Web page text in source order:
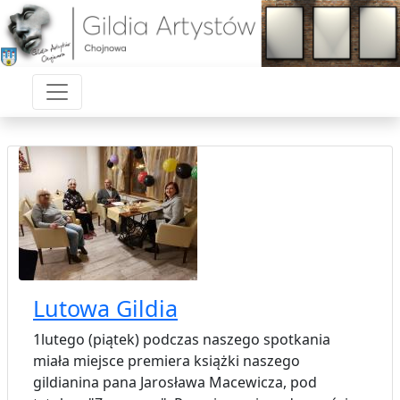
Lutowa Gildia
1lutego (piątek) podczas naszego spotkania
miała miejsce premiera książki naszego
gildianina pana Jarosława Macewicza, pod